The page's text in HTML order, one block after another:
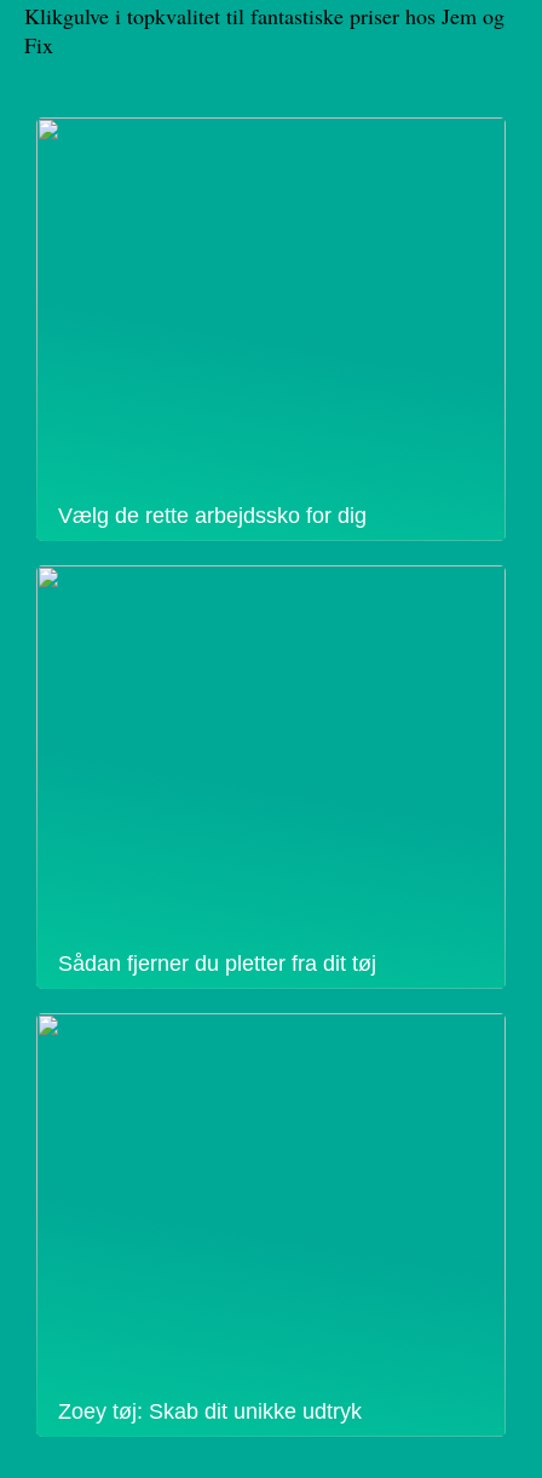
Klikgulve i topkvalitet til fantastiske priser hos Jem og
Fix
Vælg de rette arbejdssko for dig
Sådan fjerner du pletter fra dit tøj
Zoey tøj: Skab dit unikke udtryk